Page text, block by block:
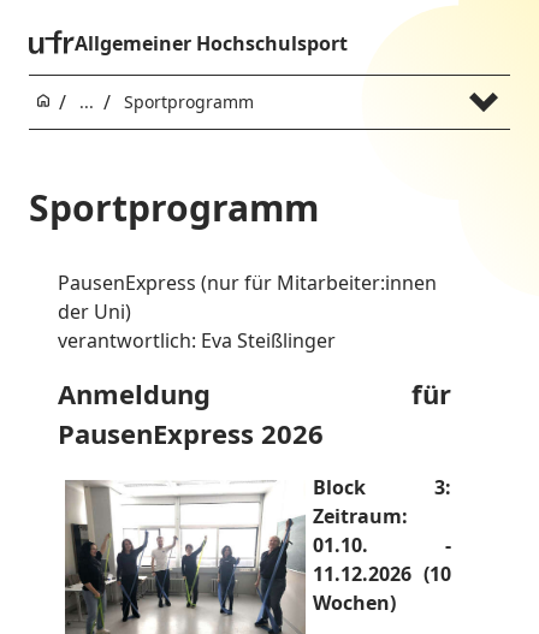
Allgemeiner Hochschulsport
... Sportprogramm
Sportprogramm
PausenExpress (nur für Mitarbeiter:innen
der Uni)
verantwortlich: Eva Steißlinger
Anmeldung für
PausenExpress 2026
Block 3:
Zeitraum:
01.10. -
11.12.2026 (10
Wochen)